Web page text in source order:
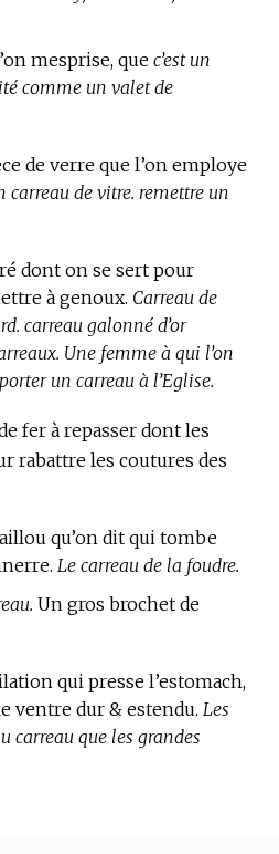
mesprise, que c’est un
comme un valet de
de verre que l’on employe
carreau de vitre. remettre un
dont on se sert pour
à genoux. Carreau de
carreau galonné d’or
Une femme à qui l’on
un carreau à l’Eglise.
fer à repasser dont les
rabattre les coutures des
qu’on dit qui tombe
Le carreau de la foudre.
Un gros brochet de
qui presse l’estomach,
ventre dur & estendu. Les
carreau que les grandes